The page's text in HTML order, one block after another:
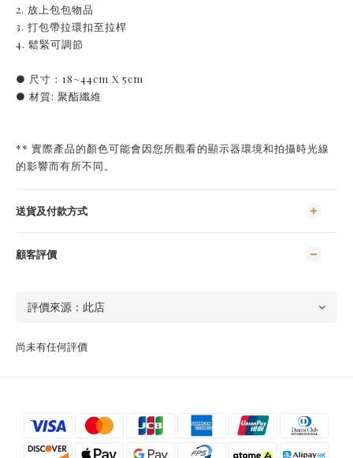
2. 放上包包物品
3. 打包帶拉環扣至拉桿
4. 鬆緊可調節
● 尺寸：18~44cm X 5cm
● 材質: 聚酯纖維
** 實際產品的顏色可能會因您所觀看的顯示器環境和拍攝時光線
的影響而有所不同。
送貨及付款方式
顧客評價
尚未有任何評價